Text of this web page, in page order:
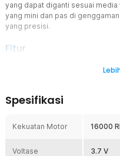
yang dapat diganti sesuai
yang mini dan pas di
yang presisi.
Fitur
mengukir, memotong,
berbagai keperluan DIY atau
Jika Anda perhatikan, bor
Spesifikasi
Kekuatan Motor 16000
Voltase 3.7 V